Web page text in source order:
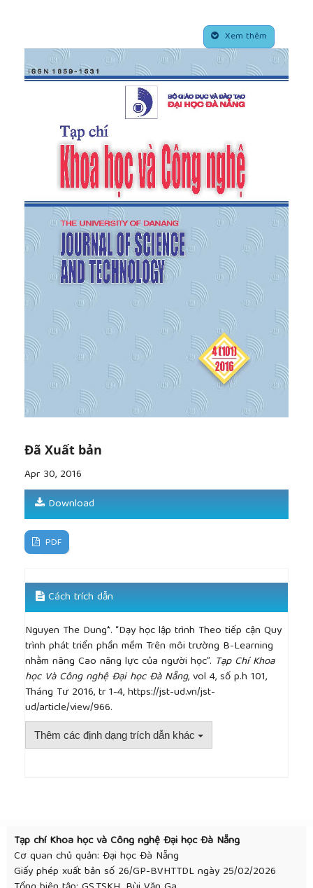
Xem thêm
Đã Xuất bản
Apr 30, 2016
Download
PDF
Cách trích dẫn
Nguyen The Dung*. “Dạy học lập trình Theo tiếp cận Quy
trình phát triển phần mềm Trên môi trường B-Learning
nhằm nâng Cao năng lực của người học”. Tạp Chí Khoa
học Và Công nghệ Đại học Đà Nẵng, vol 4, số p.h 101,
Tháng Tư 2016, tr 1-4, https://jst-ud.vn/jst-
ud/article/view/966.
Thêm các định dạng trích dẫn khác
Tạp chí Khoa học và Công nghệ Đại học Đà Nẵng
Cơ quan chủ quản: Đại học Đà Nẵng
Giấy phép xuất bản số 26/GP-BVHTTDL ngày 25/02/2026